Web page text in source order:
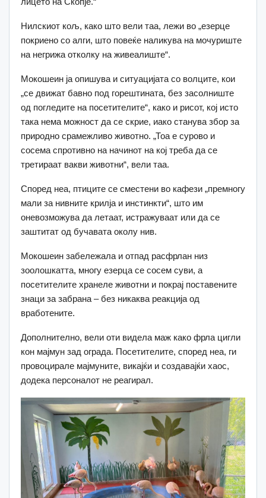
Нилскиот кољ, како што вели таа, лежи во „езерце
покриено со алги, што повеќе наликува на мочуриште
на негрижа отколку на живеалиште“.
Мокошеин ја опишува и ситуацијата со волците, кои
„се движат бавно под горештината, без засолниште
од погледите на посетителите“, како и рисот, кој исто
така нема можност да се скрие, иако станува збор за
природно срамежливо животно. „Тоа е сурово и
сосема спротивно на начинот на кој треба да се
третираат вакви животни“, вели таа.
Според неа, птиците се сместени во кафези „премногу
мали за нивните крилја и инстинкти“, што им
оневозможува да летаат, истражуваат или да се
заштитат од бучавата околу нив.
Мокошеин забележала и отпад расфрлан низ
зоолошкатта, многу езерца се сосем суви, а
посетителите хранеле животни и покрај поставените
знаци за забрана – без никаква реакција од
вработените.
Дополнително, вели оти видела маж како фрла цигли
кон мајмун зад ограда. Посетителите, според неа, ги
провоцирале мајмуните, викајќи и создавајќи хаос,
додека персоналот не реагирал.